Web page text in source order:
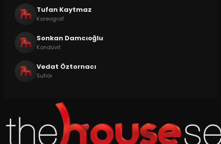
Tufan Kaytmaz
Koreograf
Sonkan Damcıoğlu
Kondüvit
Vedat Öztornacı
Suflör